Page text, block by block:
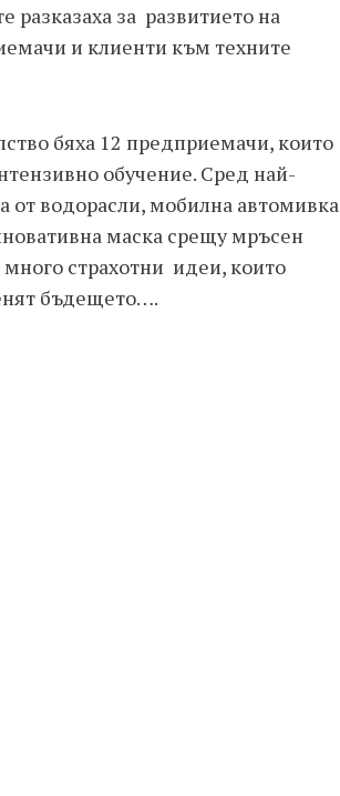
разказаха за развитието на
и клиенти към техните
бяха 12 предприемачи, които
обучение. Сред най-
от водорасли, мобилна автомивка
маска срещу мръсен
страхотни идеи, които
бъдещето….